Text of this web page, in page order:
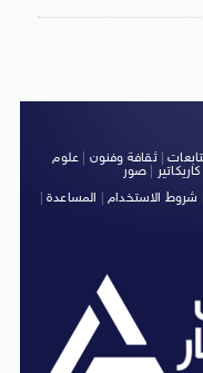
|ثقافة وفنون
علوم
كاريكاتير صور
شروط الاستخدام| المساعدة|